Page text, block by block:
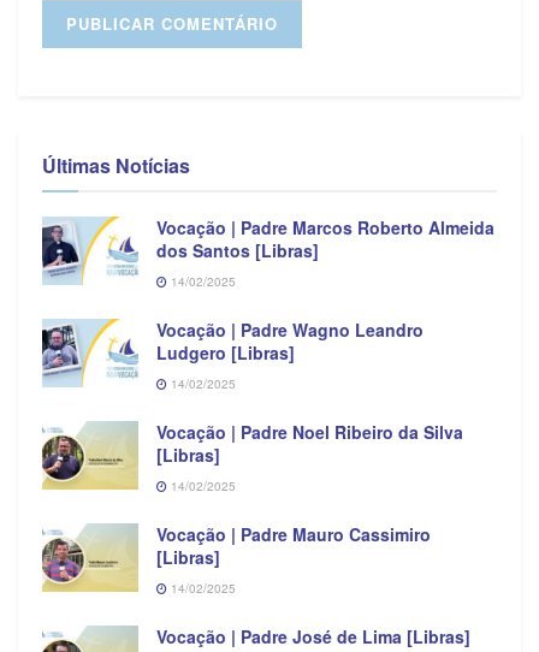
Últimas Notícias
Vocação | Padre Marcos Roberto Almeida
dos Santos [Libras]
14/02/2025
Vocação | Padre Wagno Leandro
Ludgero [Libras]
14/02/2025
Vocação | Padre Noel Ribeiro da Silva
[Libras]
14/02/2025
Vocação | Padre Mauro Cassimiro
[Libras]
14/02/2025
Vocação | Padre José de Lima [Libras]